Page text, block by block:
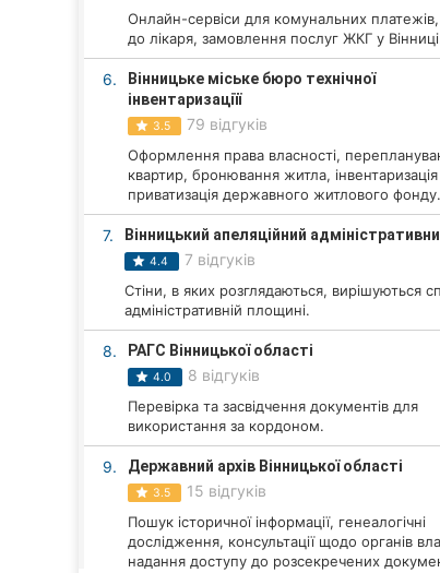
Хмельницький
Кропивницький
Онлайн-сервіси для комунальних
до лікаря, замовлення послуг ЖКГ у
6.
Вінницьке міське бюро технічної
інвентаризаціїї
3.5 79 відгуків
Оформлення права власності,
квартир, бронювання житла,
приватизація державного житлового фонду.
7. Вінницький апеляційний
4.4 7 відгуків
Стіни, в яких розглядаються, вирішуються
адміністративній площині.
8. РАГС Вінницької області
4.0 8 відгуків
Перевірка та засвідчення документів для
використання за кордоном.
9. Державний архів Вінницької області
3.5 15 відгуків
Пошук історичної інформації, генеалогічні
дослідження, консультації щодо органів
надання доступу до розсекречених